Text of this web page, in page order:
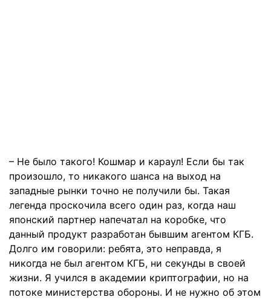
– Не было такого! Кошмар и караул! Если бы так
произошло, то никакого шанса на выход на
западные рынки точно не получили бы. Такая
легенда проскочила всего один раз, когда наш
японский партнер напечатал на коробке, что
данный продукт разработан бывшим агентом КГБ.
Долго им говорили: ребята, это неправда, я
никогда не был агентом КГБ, ни секунды в своей
жизни. Я учился в академии криптографии, но на
потоке министерства обороны. И не нужно об этом